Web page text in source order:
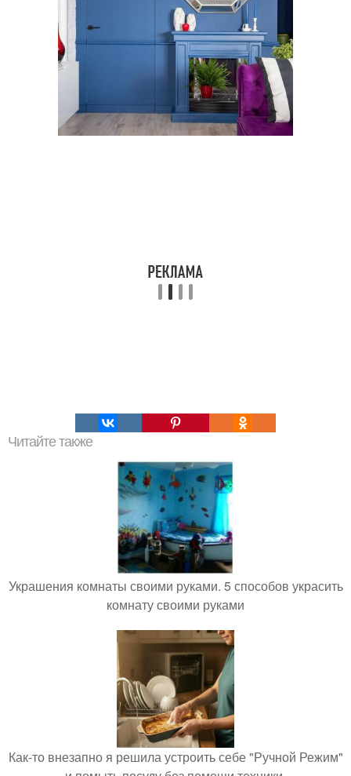
Читайте также
Украшения комнаты своими руками. 5 способов украсить
комнату своими руками
Как-то внезапно я решила устроить себе "Ручной Режим"